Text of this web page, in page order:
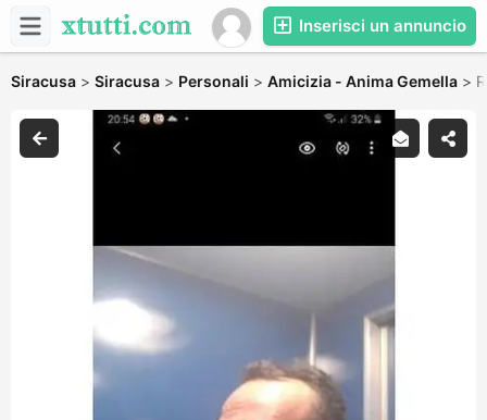
Inserisci un annuncio
Siracusa > Siracusa > Personali > Amicizia - Anima Gemella >